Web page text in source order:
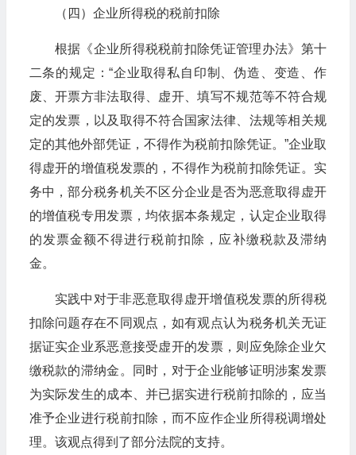
（四）企业所得税的税前扣除
根据《企业所得税税前扣除凭证管理办法》第十
二条的规定：“企业取得私自印制、伪造、变造、作
废、开票方非法取得、虚开、填写不规范等不符合规
定的发票，以及取得不符合国家法律、法规等相关规
定的其他外部凭证，不得作为税前扣除凭证。”企业取
得虚开的增值税发票的，不得作为税前扣除凭证。实
务中，部分税务机关不区分企业是否为恶意取得虚开
的增值税专用发票，均依据本条规定，认定企业取得
的发票金额不得进行税前扣除，应补缴税款及滞纳
金。
实践中对于非恶意取得虚开增值税发票的所得税
扣除问题存在不同观点，如有观点认为税务机关无证
据证实企业系恶意接受虚开的发票，则应免除企业欠
缴税款的滞纳金。同时，对于企业能够证明涉案发票
为实际发生的成本、并已据实进行税前扣除的，应当
准予企业进行税前扣除，而不应作企业所得税调增处
理。该观点得到了部分法院的支持。